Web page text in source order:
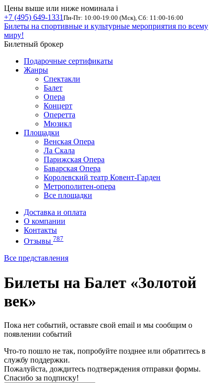
Цены выше или ниже номинала i
+7 (495) 649-1331 Пн-Пт: 10:00-19:00 (Мск), Сб: 11:00-16:00
Билеты на спортивные и культурные мероприятия по всему
миру!
Билетный брокер
Подарочные сертификаты
Жанры
Спектакли
Балет
Опера
Концерт
Оперетта
Мюзикл
Площадки
Венская Опера
Ла Скала
Парижская Опера
Баварская Опера
Королевский театр Ковент-Гарден
Метрополитен-опера
Все площадки
Доставка и оплата
О компании
Контакты
Отзывы 787
Все представления
Билеты на Балет «Золотой
век»
Пока нет событий, оставьте свой email и мы сообщим о
появлении событий
Что-то пошло не так, попробуйте позднее или обратитесь в
службу поддержки.
Пожалуйста, дождитесь подтверждения отправки формы.
Спасибо за подписку!